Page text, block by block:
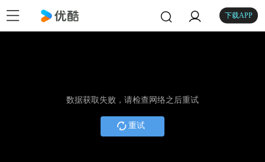
下载APP
数据获取失败，请检查网络之后重试
重试